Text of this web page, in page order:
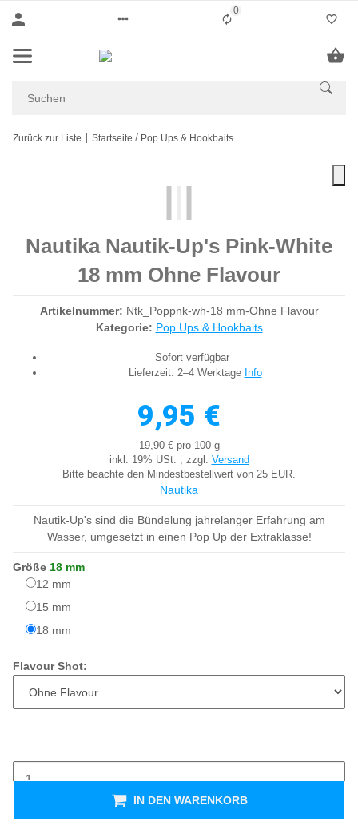
0Liste ist leer
Zurück zur Liste Startseite Pop Ups & Hookbaits
Nautika Nautik-Up's Pink-White
18 mm Ohne Flavour
Artikelnummer: Ntk_Poppnk-wh-18 mm-Ohne Flavour
Kategorie: Pop Ups & Hookbaits
Sofort verfügbar
Lieferzeit: 2–4 Werktage Info
9,95 €
19,90 € pro 100 g
inkl. 19% USt. , zzgl. Versand
Bitte beachte den Mindestbestellwert von 25 EUR.
Nautika
Nautik-Up's sind die Bündelung jahrelanger Erfahrung am
Wasser, umgesetzt in einen Pop Up der Extraklasse!
Größe 18 mm
12 mm
15 mm
18 mm
Flavour Shot:
IN DEN WARENKORB